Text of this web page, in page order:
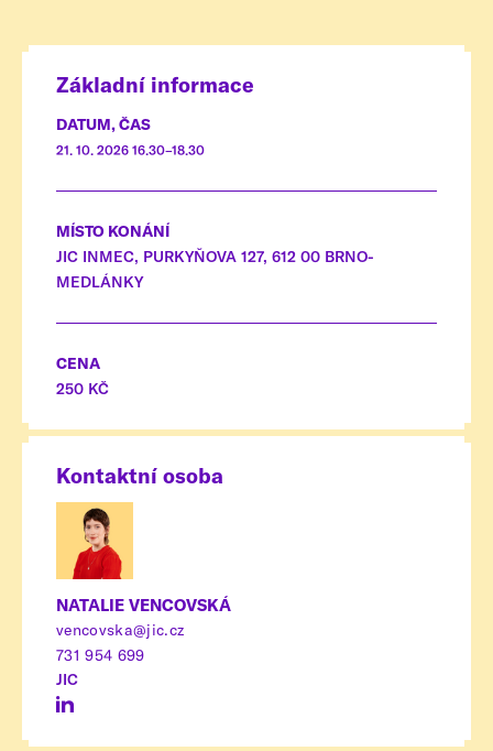
Základní informace
DATUM, ČAS
21. 10. 2026 16.30–18.30
MÍSTO KONÁNÍ
JIC INMEC, PURKYŇOVA 127, 612 00 BRNO-
MEDLÁNKY
CENA
250 KČ
Kontaktní osoba
NATALIE VENCOVSKÁ
vencovska@jic.cz
731 954 699
JIC